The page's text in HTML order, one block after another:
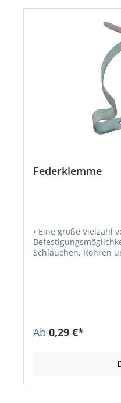
Federklemme
• Eine große Vielzahl
Schläuchen,
Ab 0,29 €*